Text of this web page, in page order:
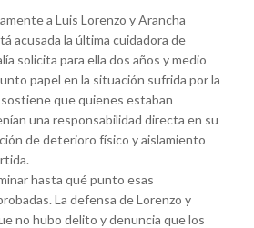
a Luis Lorenzo y Arancha
acusada la última cuidadora de
solicita para ella dos años y medio
papel en la situación sufrida por la
sostiene que quienes estaban
una responsabilidad directa en su
de deterioro físico y aislamiento
hasta qué punto esas
La defensa de Lorenzo y
no hubo delito y denuncia que los